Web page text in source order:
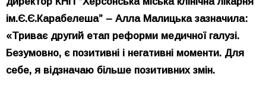
ім.Є.Є.Карабелеша” – Алла Малицька зазначила:
«Триває другий етап реформи медичної галузі.
Безумовно, є позитивні і негативні моменти. Для
себе, я відзначаю більше позитивних змін.